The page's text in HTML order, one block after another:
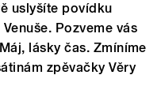
uslyšíte povídku
Pozveme vás
lásky čas. Zmíníme
zpěvačky Věry